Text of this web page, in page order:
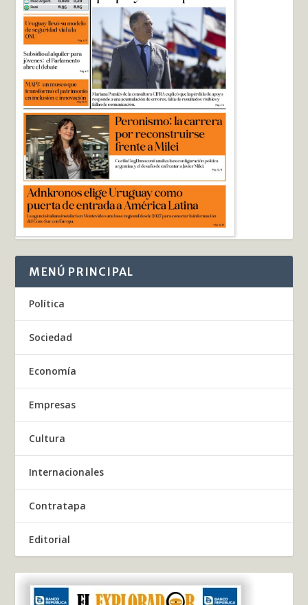
MENÚ PRINCIPAL
Política
Sociedad
Economía
Empresas
Cultura
Internacionales
Contratapa
Editorial